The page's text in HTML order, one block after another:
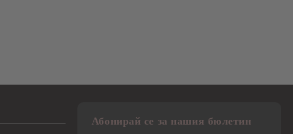
Абонирай се за нашия бюлетин